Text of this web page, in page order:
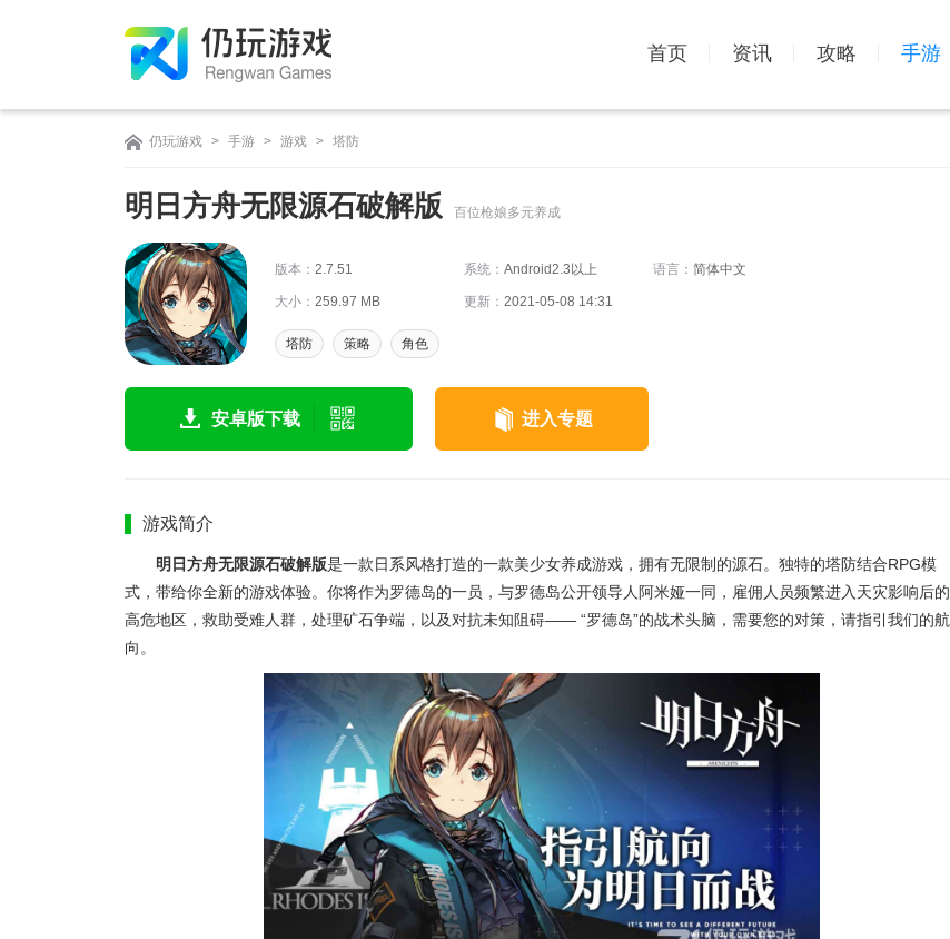
首页 资讯 攻略 手游
仍玩游戏 > 手游 > 游戏 > 塔防
明日方舟无限源石破解版 百位枪娘多元养成
版本： 2.7.51 系统： Android2.3以上 语言： 简体中文
大小： 259.97 MB 更新： 2021-05-08 14:31
塔防 策略 角色
安卓版下载 进入专题
游戏简介
明日方舟无限源石破解版是一款日系风格打造的一款美少女养成游戏，拥有无限制的源石。独特的塔防结合RPG模
式，带给你全新的游戏体验。你将作为罗德岛的一员，与罗德岛公开领导人阿米娅一同，雇佣人员频繁进入天灾影响后的
高危地区，救助受难人群，处理矿石争端，以及对抗未知阻碍—— “罗德岛”的战术头脑，需要您的对策，请指引我们的航
向。